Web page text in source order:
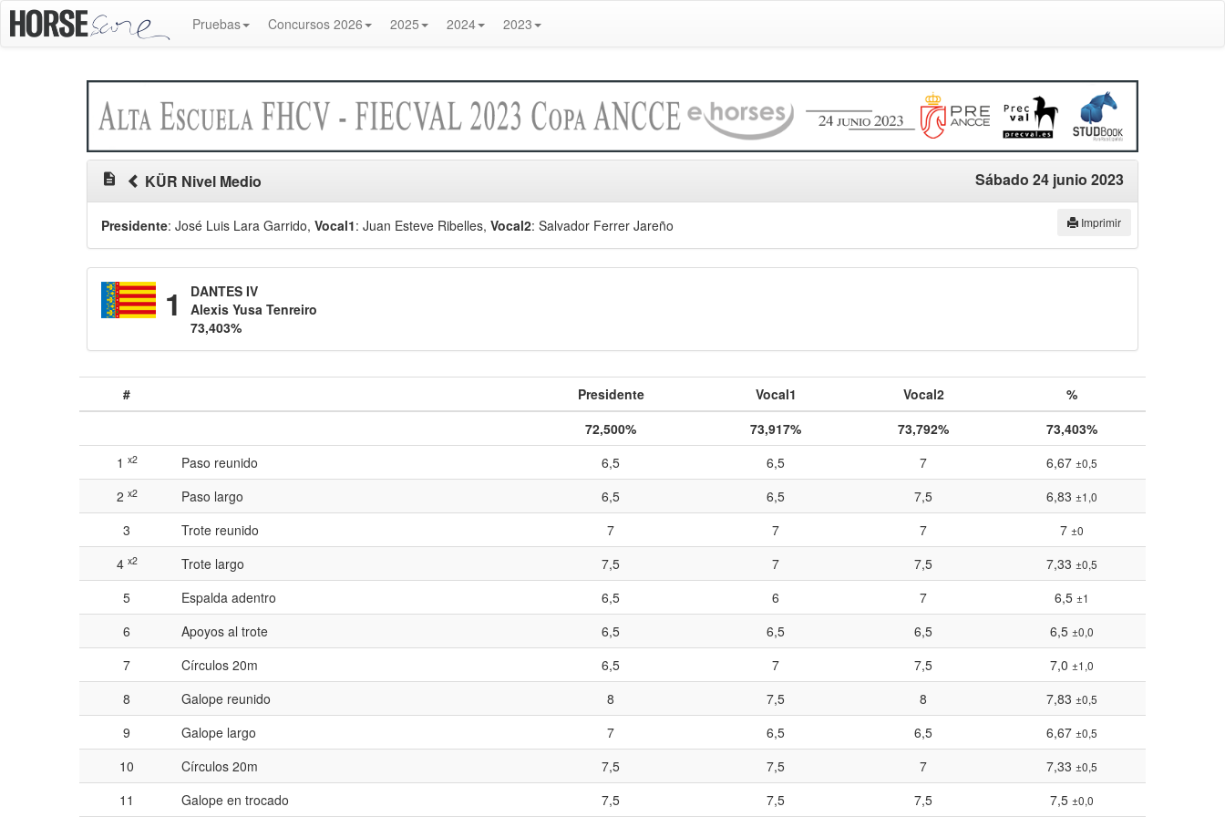
Pruebas Concursos 2026 2025 2024 2023
description KÜR Nivel Medio Sábado 24 junio 2023
Imprimir
Presidente: José Luis Lara Garrido, Vocal1: Juan Esteve Ribelles, Vocal2: Salvador Ferrer Jareño
1
DANTES IV
Alexis Yusa Tenreiro
73,403%
# Presidente Vocal1 Vocal2
%
72,500%
73,917% 73,792%
73,403%
1 x2 Paso reunido 6,5 6,5 7 6,67 ±0,5
2 x2 Paso largo 6,5 6,5 7,5 6,83 ±1,0
3 Trote reunido 7 7 7 7 ±0
4 x2 Trote largo 7,5 7 7,5 7,33 ±0,5
5 Espalda adentro 6,5 6 7 6,5 ±1
6 Apoyos al trote 6,5 6,5 6,5 6,5 ±0,0
7 Círculos 20m 6,5 7 7,5 7,0 ±1,0
8 Galope reunido 8 7,5 8 7,83 ±0,5
9 Galope largo 7 6,5 6,5 6,67 ±0,5
10 Círculos 20m 7,5 7,5 7 7,33 ±0,5
11 Galope en trocado 7,5 7,5 7,5 7,5 ±0,0